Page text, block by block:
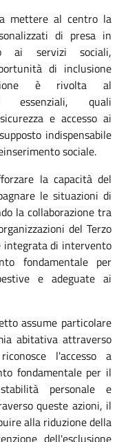
mettere al centro la
di presa in
ai servizi sociali,
di inclusione
è rivolta al
essenziali, quali
e accesso ai
indispensabile
sociale.
la capacità del
le situazioni di
la collaborazione tra
del Terzo
integrata di intervento
fondamentale per
e adeguate ai
assume particolare
abitativa attraverso
l'accesso a
fondamentale per il
personale e
queste azioni, il
alla riduzione della
dell'esclusione